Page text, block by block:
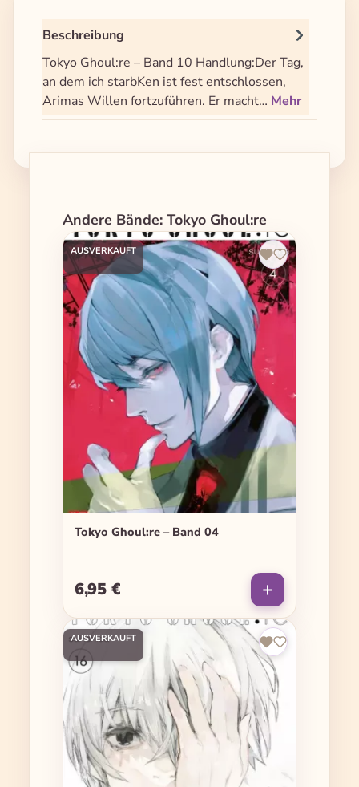
Beschreibung
Tokyo Ghoul:re – Band 10 Handlung:Der Tag,
an dem ich starbKen ist fest entschlossen,
Arimas Willen fortzuführen. Er macht… Mehr
Produktgalerie überspringen
Andere Bände: Tokyo Ghoul:re
AUSVERKAUFT
Tokyo Ghoul:re – Band 04
Regulärer Preis:
6,95 €
AUSVERKAUFT